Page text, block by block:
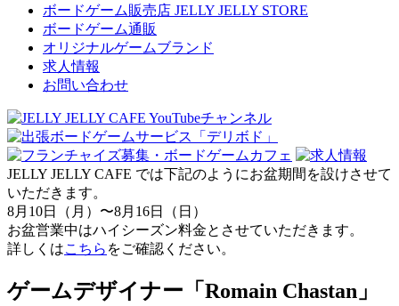
ボードゲーム販売店 JELLY JELLY STORE
ボードゲーム通販
オリジナルゲームブランド
求人情報
お問い合わせ
JELLY JELLY CAFE では下記のようにお盆期間を設けさせて
いただきます。
8月10日（月）〜8月16日（日）
お盆営業中はハイシーズン料金とさせていただきます。
詳しくはこちら をご確認ください。
ゲームデザイナー「Romain Chastan」